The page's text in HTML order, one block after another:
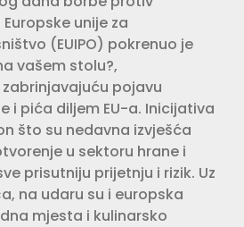
unije za
(EUIPO) pokrenuo je
vašem stolu?,
pojavu
i pića diljem EU-a. Inicijativa
što su nedavna izvješća
u sektoru hrane i
prisutniju prijetnju i rizik. Uz
na udaru su i europska
mjesta i kulinarsko